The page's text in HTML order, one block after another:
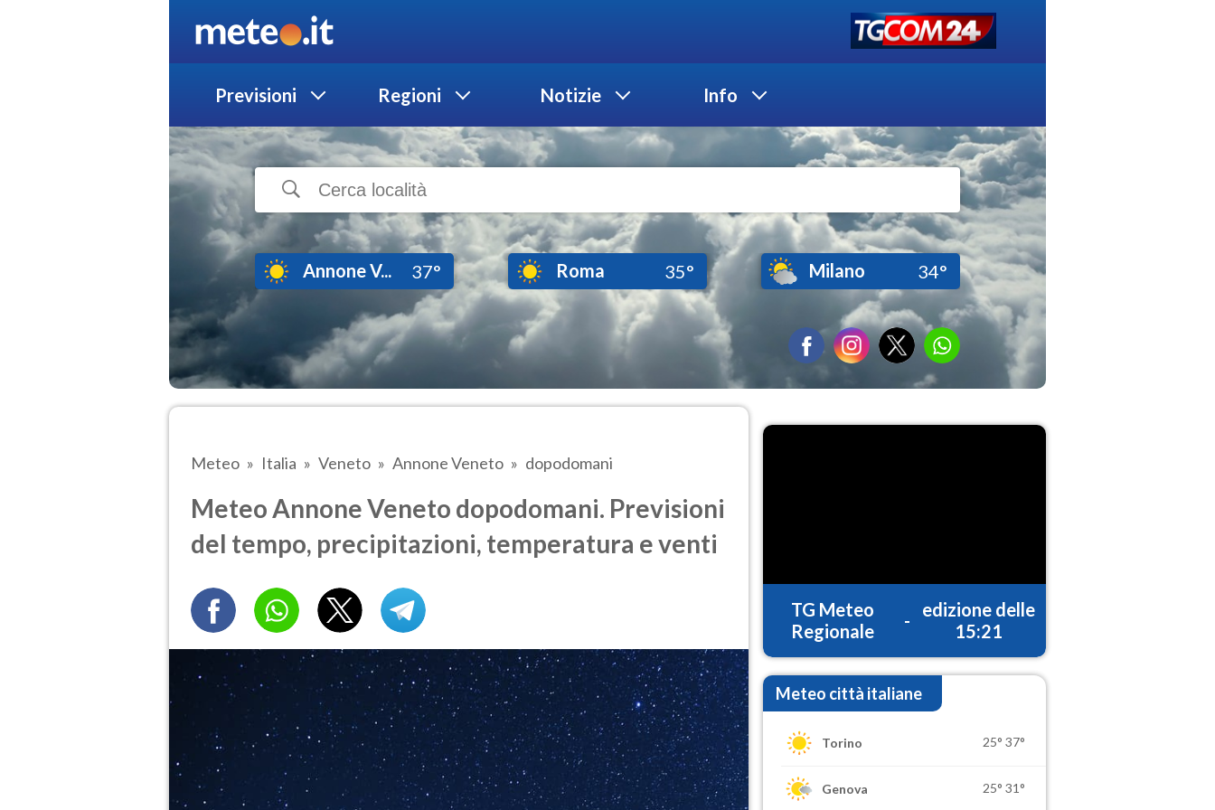
Previsioni Regioni Notizie Info
Annone V... 37° Roma 35° Milano 34°
Meteo Italia Veneto Annone Veneto dopodomani
Meteo Annone Veneto dopodomani. Previsioni
del tempo, precipitazioni, temperatura e venti
TG Meteo
Regionale
-
edizione delle
15:21
Meteo città italiane
Torino 25° 37°
Genova 25° 31°